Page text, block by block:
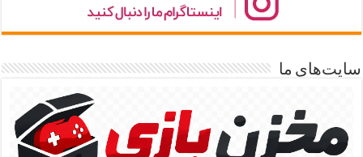
سایت‌های ما